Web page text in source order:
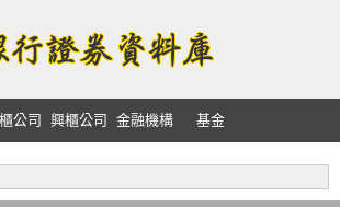
櫃公司 興櫃公司 金融機構 基金